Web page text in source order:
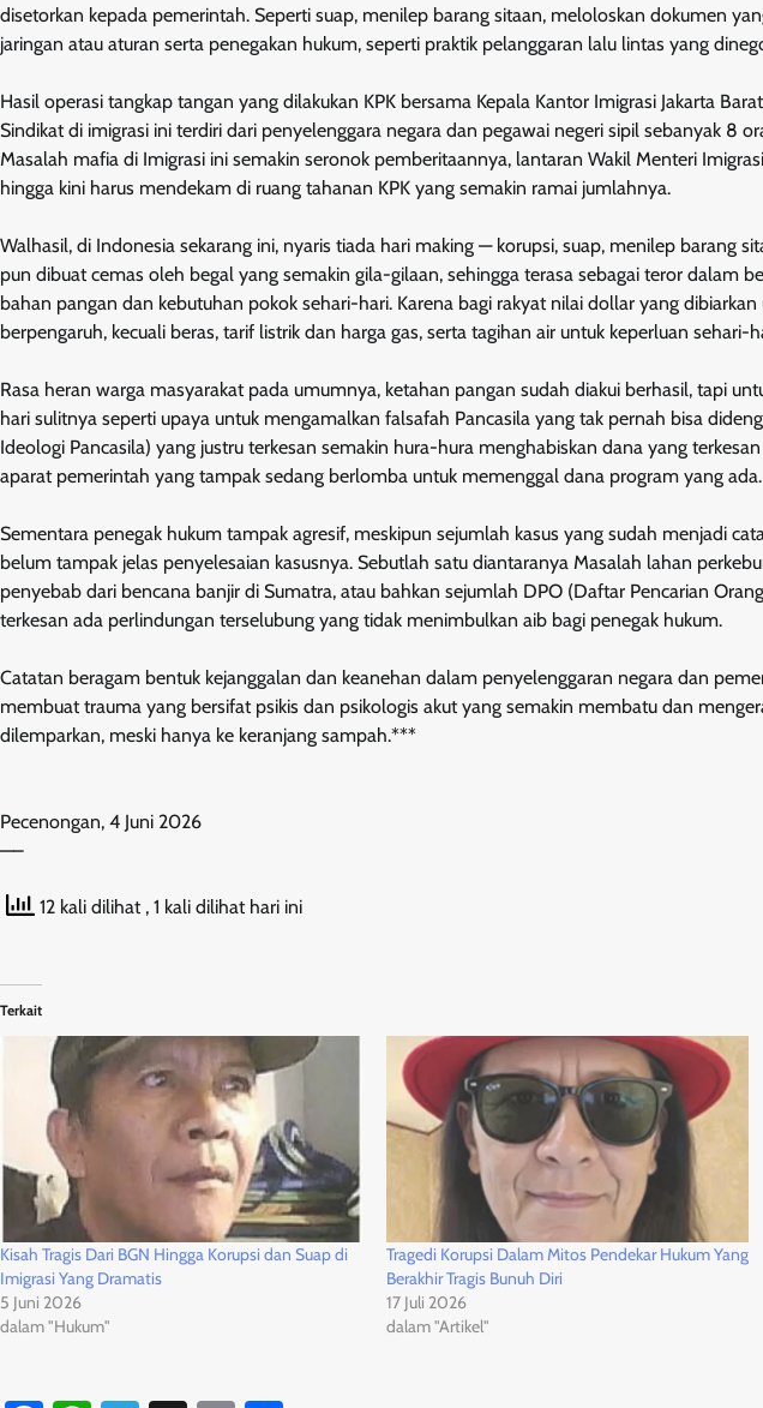
disetorkan kepada pemerintah. Seperti suap, menilep barang sitaan, meloloskan dokumen
jaringan atau aturan serta penegakan hukum, seperti praktik pelanggaran lalu lintas yang
Hasil operasi tangkap tangan yang dilakukan KPK bersama Kepala Kantor Imigrasi Jakarta
Sindikat di imigrasi ini terdiri dari penyelenggara negara dan pegawai negeri sipil sebanyak 8
Masalah mafia di Imigrasi ini semakin seronok pemberitaannya, lantaran Wakil Menteri
hingga kini harus mendekam di ruang tahanan KPK yang semakin ramai jumlahnya.
Walhasil, di Indonesia sekarang ini, nyaris tiada hari making — korupsi, suap, menilep barang
pun dibuat cemas oleh begal yang semakin gila-gilaan, sehingga terasa sebagai teror dalam
bahan pangan dan kebutuhan pokok sehari-hari. Karena bagi rakyat nilai dollar yang
berpengaruh, kecuali beras, tarif listrik dan harga gas, serta tagihan air untuk keperluan sehari-
Rasa heran warga masyarakat pada umumnya, ketahan pangan sudah diakui berhasil, tapi
hari sulitnya seperti upaya untuk mengamalkan falsafah Pancasila yang tak pernah bisa
Ideologi Pancasila) yang justru terkesan semakin hura-hura menghabiskan dana yang
aparat pemerintah yang tampak sedang berlomba untuk memenggal dana program yang ada.
Sementara penegak hukum tampak agresif, meskipun sejumlah kasus yang sudah menjadi
belum tampak jelas penyelesaian kasusnya. Sebutlah satu diantaranya Masalah lahan
penyebab dari bencana banjir di Sumatra, atau bahkan sejumlah DPO (Daftar Pencarian
terkesan ada perlindungan terselubung yang tidak menimbulkan aib bagi penegak hukum.
Catatan beragam bentuk kejanggalan dan keanehan dalam penyelenggaran negara dan
membuat trauma yang bersifat psikis dan psikologis akut yang semakin membatu dan
dilemparkan, meski hanya ke keranjang sampah.***
Pecenongan, 4 Juni 2026
—–
12 kali dilihat , 1 kali dilihat hari ini
Terkait
Kisah Tragis Dari BGN Hingga Korupsi dan Suap di
Imigrasi Yang Dramatis
5 Juni 2026
dalam "Hukum"
Tragedi Korupsi Dalam Mitos Pendekar Hukum Yang
Berakhir Tragis Bunuh Diri
17 Juli 2026
dalam "Artikel"